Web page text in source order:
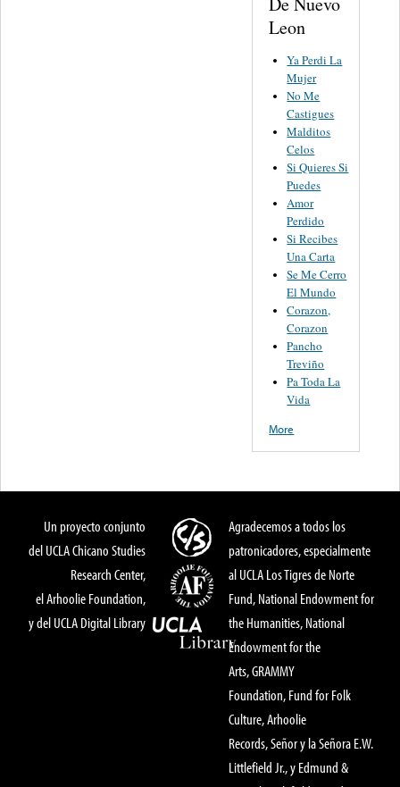
Leon
Ya Perdi La
Mujer
No Me
Castigues
Malditos
Celos
Si Quieres Si
Puedes
Amor
Perdido
Si Recibes
Una Carta
Se Me Cerro
El Mundo
Corazon,
Corazon
Pancho
Treviño
Pa Toda La
Vida
More
Un proyecto conjunto
del UCLA Chicano Studies
Research Center,
el Arhoolie Foundation,
y del UCLA Digital Library
Agradecemos a todos los
patronicadores, especialmente
al UCLA Los Tigres de Norte
Fund, National Endowment for
the Humanities, National
Endowment for the
Arts, GRAMMY
Foundation, Fund for Folk
Culture, Arhoolie
Records, Señor y la Señora E.W.
Littlefield Jr., y Edmund &